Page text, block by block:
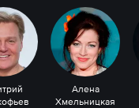
Алена
Хмельницкая